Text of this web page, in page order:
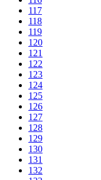
117
118
119
120
121
122
123
124
125
126
127
128
129
130
131
132